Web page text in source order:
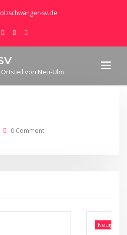
sv.de
von Neu-Ulm
0 Comment